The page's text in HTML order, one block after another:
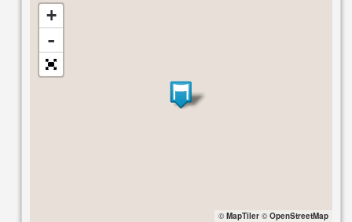
+
-
© MapTiler© OpenStreetMap